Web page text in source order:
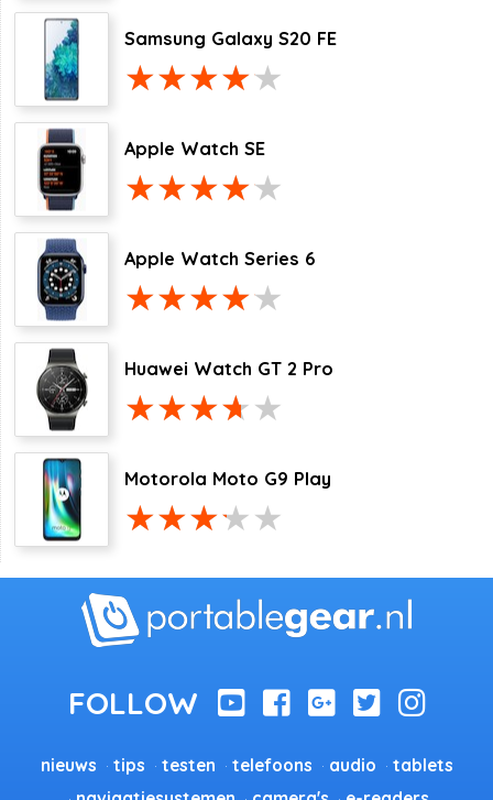
Samsung Galaxy S20 FE
Apple Watch SE
Apple Watch Series 6
Huawei Watch GT 2 Pro
Motorola Moto G9 Play
nieuws tips testen telefoons audio
tablets